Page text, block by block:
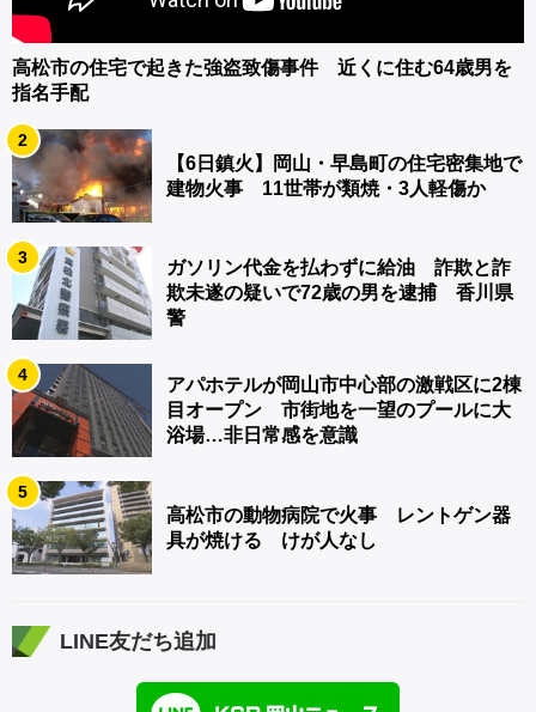
高松市の住宅で起きた強盗致傷事件 近くに住む64歳男を
指名手配
2
【6日鎮火】岡山・早島町の住宅密集地で
建物火事 11世帯が類焼・3人軽傷か
3
ガソリン代金を払わずに給油 詐欺と詐
欺未遂の疑いで72歳の男を逮捕 香川県
警
4
アパホテルが岡山市中心部の激戦区に2棟
目オープン 市街地を一望のプールに大
浴場…非日常感を意識
5
高松市の動物病院で火事 レントゲン器
具が焼ける けが人なし
LINE友だち追加